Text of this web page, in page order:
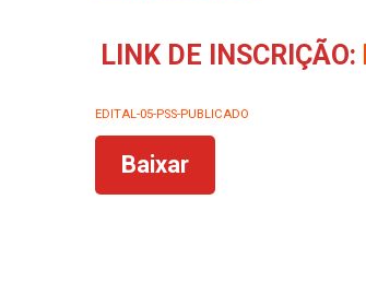
LINK DE INSCRIÇÃO:
EDITAL-05-PSS-PUBLICADO
Baixar